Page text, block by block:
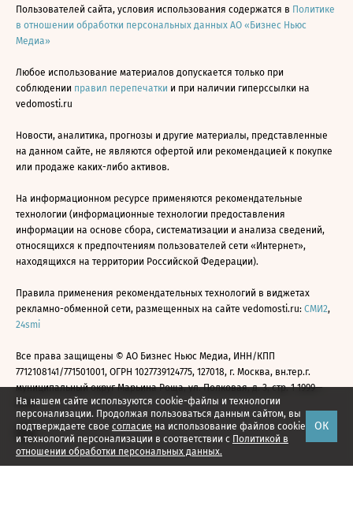
На нашем сайте используются cookie-файлы и технологии
персонализации. Продолжая пользоваться данным сайтом, вы
подтверждаете свое согласие на использование файлов cookie
и технологий персонализации в соответствии с Политикой в
отношении обработки персональных данных.
ОК
Пользователей сайта, условия использования содержатся в Политике
в отношении обработки персональных данных АО «Бизнес Ньюс
Медиа»
Любое использование материалов допускается только при
соблюдении правил перепечатки и при наличии гиперссылки на
vedomosti.ru
Новости, аналитика, прогнозы и другие материалы, представленные
на данном сайте, не являются офертой или рекомендацией к покупке
или продаже каких-либо активов.
На информационном ресурсе применяются рекомендательные
технологии (информационные технологии предоставления
информации на основе сбора, систематизации и анализа сведений,
относящихся к предпочтениям пользователей сети «Интернет»,
находящихся на территории Российской Федерации).
Правила применения рекомендательных технологий в виджетах
рекламно-обменной сети, размещенных на сайте vedomosti.ru: СМИ2,
24smi
Все права защищены © АО Бизнес Ньюс Медиа, ИНН/КПП
7712108141/771501001, ОГРН 1027739124775, 127018, г. Москва, вн.тер.г.
муниципальный округ Марьина Роща, ул. Полковая, д. 3, стр. 1 1999—
2026